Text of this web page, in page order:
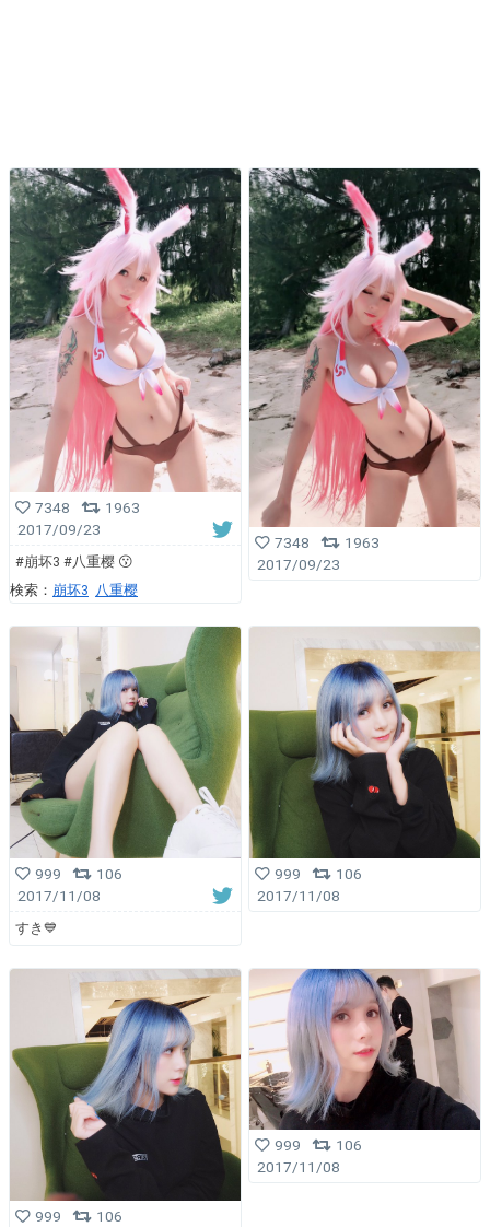
7348
1963
2017/09/23
#崩坏3 #八重樱 😗
検索： 崩坏3 八重樱
7348
1963
2017/09/23
999
106
2017/11/08
すき💙
999
106
2017/11/08
999
106
999
106
2017/11/08